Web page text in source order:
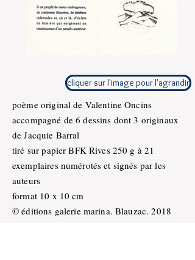
cliquer sur l'image pour l'agrandir
poème original de Valentine Oncins
accompagné de 6 dessins dont 3 originaux
de Jacquie Barral
tiré sur papier BFK Rives 250 g à 21
exemplaires numérotés et signés par les
auteurs
format 10 x 10 cm
© éditions galerie marina. Blauzac. 2018